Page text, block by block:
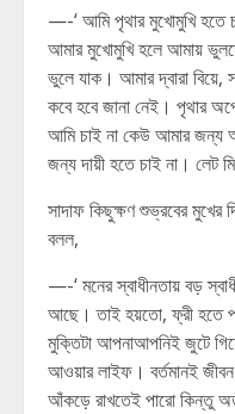
—-‘ আমি পৃথার মুখোমুখি হতে
আমার মুখোমুখি হলে আমায়
ভুলে যাক। আমার দ্বারা
কবে হবে জানা নেই। পৃথার
আমি চাই না কেউ আমার জন্য
জন্য দায়ী হতে চাই না। লেট
সাদাফ কিছুক্ষণ শুভ্রবের
বলল,
—-‘ মনের স্বাধীনতায় বড়
আছে। তাই হয়তো, ফ্রী হতে
মুক্তিটা আপনাআপনিই জুটে
আওয়ার লাইফ। বর্তমানই
আঁকড়ে রাখতেই পারো কিন্তু